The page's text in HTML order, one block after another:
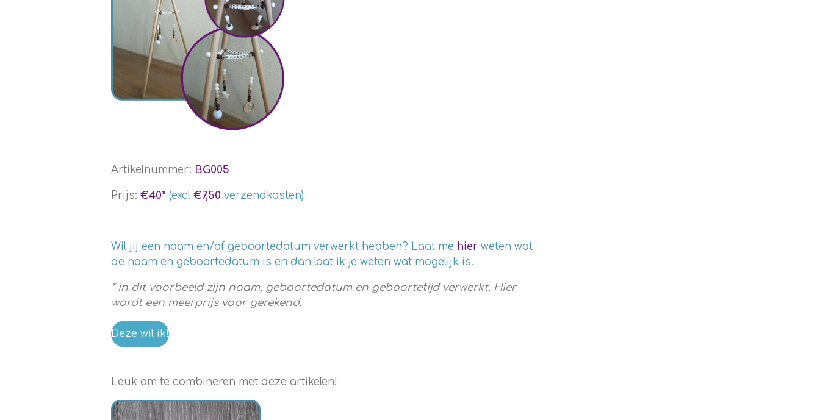
Artikelnummer: BG005
Prijs: €40* (excl €7,50 verzendkosten)
Wil jij een naam en/of geboortedatum verwerkt hebben? Laat me hier weten wat
de naam en geboortedatum is en dan laat ik je weten wat mogelijk is.
* in dit voorbeeld zijn naam, geboortedatum en geboortetijd verwerkt. Hier
wordt een meerprijs voor gerekend.
Deze wil ik!
Leuk om te combineren met deze artikelen!